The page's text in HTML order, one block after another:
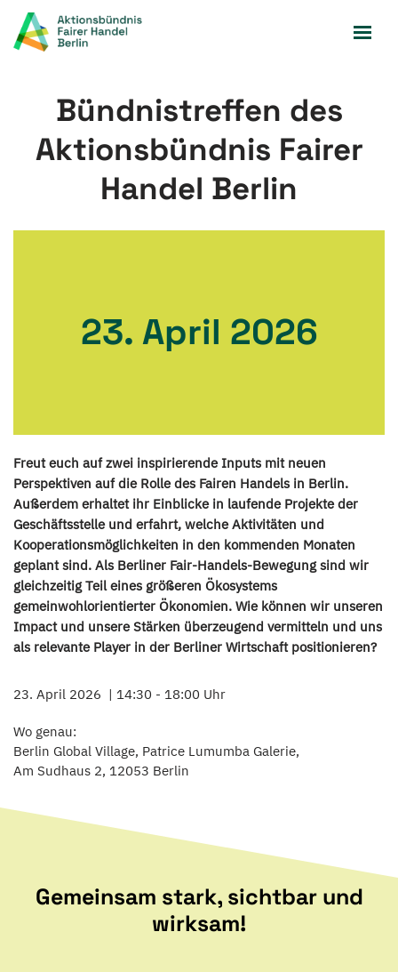
Zum
Bündnistreffen des
Aktionsbündnis Fairer
Handel Berlin
23. April 2026
Freut euch auf zwei inspirierende Inputs mit neuen
Perspektiven auf die Rolle des Fairen Handels in Berlin.
Außerdem erhaltet ihr Einblicke in laufende Projekte der
Geschäftsstelle und erfahrt, welche Aktivitäten und
Kooperationsmöglichkeiten in den kommenden Monaten
geplant sind. Als Berliner Fair-Handels-Bewegung sind wir
gleichzeitig Teil eines größeren Ökosystems
gemeinwohlorientierter Ökonomien. Wie können wir unseren
Impact und unsere Stärken überzeugend vermitteln und uns
als relevante Player in der Berliner Wirtschaft positionieren?
23. April 2026 14:30 - 18:00 Uhr
Wo genau:
Berlin Global Village, Patrice Lumumba Galerie,
Am Sudhaus 2, 12053 Berlin
Gemeinsam stark, sichtbar und
wirksam!